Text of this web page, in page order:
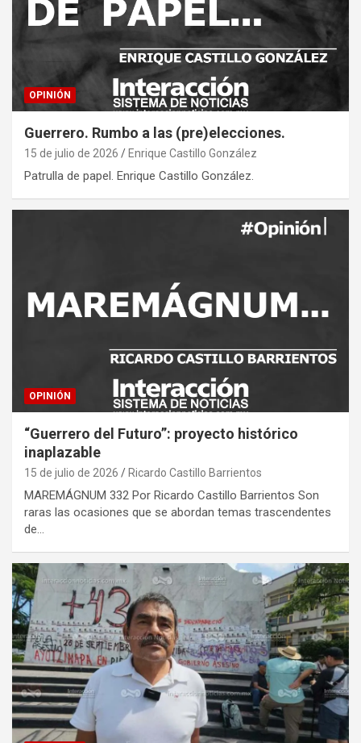
OPINIÓN
Guerrero. Rumbo a las (pre)elecciones.
15 de julio de 2026 Enrique Castillo González
Patrulla de papel. Enrique Castillo González.
OPINIÓN
“Guerrero del Futuro”: proyecto histórico
inaplazable
15 de julio de 2026 Ricardo Castillo Barrientos
MAREMÁGNUM 332 Por Ricardo Castillo Barrientos Son
raras las ocasiones que se abordan temas trascendentes
de…